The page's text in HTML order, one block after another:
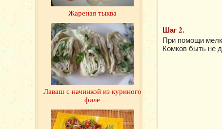
Шаг 2.
При помощи
Комков быть не
Жареная тыква
Лаваш с начинкой из куриного
филе